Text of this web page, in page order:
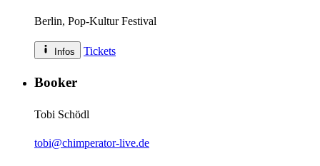
Berlin, Pop-Kultur Festival
Infos Tickets
Booker
Tobi Schödl
tobi@chimperator-live.de